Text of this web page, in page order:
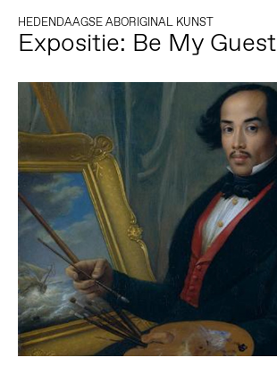
HEDENDAAGSE ABORIGINAL KUNST
Expositie: Be My Guest